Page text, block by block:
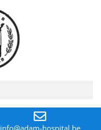
info@adam-hospital.be